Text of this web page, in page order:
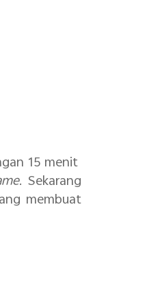
15 menit
. Sekarang
membuat